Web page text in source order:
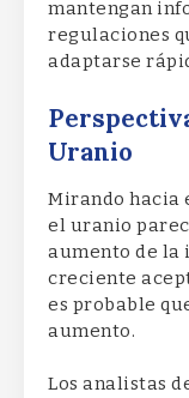
mantengan
regulaciones
adaptarse
Uranio
Mirando hacia
el uranio
aumento de la
creciente
es probable
aumento.
Los analistas